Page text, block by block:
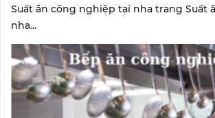
Suất ăn công nghiệp tại nha trang Suất
nha...